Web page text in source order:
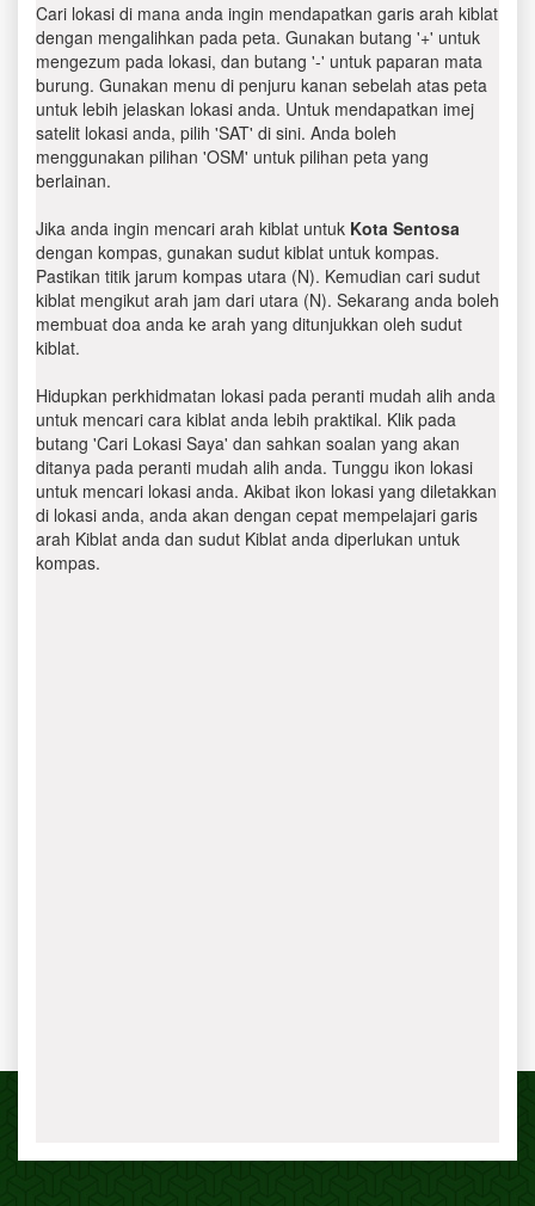
Cari lokasi di mana anda ingin mendapatkan garis arah kiblat
dengan mengalihkan pada peta. Gunakan butang '+' untuk
mengezum pada lokasi, dan butang '-' untuk paparan mata
burung. Gunakan menu di penjuru kanan sebelah atas peta
untuk lebih jelaskan lokasi anda. Untuk mendapatkan imej
satelit lokasi anda, pilih 'SAT' di sini. Anda boleh
menggunakan pilihan 'OSM' untuk pilihan peta yang
berlainan.
Jika anda ingin mencari arah kiblat untuk Kota Sentosa
dengan kompas, gunakan sudut kiblat untuk kompas.
Pastikan titik jarum kompas utara (N). Kemudian cari sudut
kiblat mengikut arah jam dari utara (N). Sekarang anda boleh
membuat doa anda ke arah yang ditunjukkan oleh sudut
kiblat.
Hidupkan perkhidmatan lokasi pada peranti mudah alih anda
untuk mencari cara kiblat anda lebih praktikal. Klik pada
butang 'Cari Lokasi Saya' dan sahkan soalan yang akan
ditanya pada peranti mudah alih anda. Tunggu ikon lokasi
untuk mencari lokasi anda. Akibat ikon lokasi yang diletakkan
di lokasi anda, anda akan dengan cepat mempelajari garis
arah Kiblat anda dan sudut Kiblat anda diperlukan untuk
kompas.